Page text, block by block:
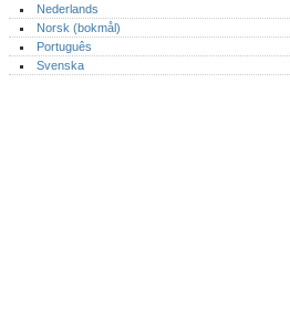
Nederlands
Norsk (bokmål)‎
Português‎
Svenska